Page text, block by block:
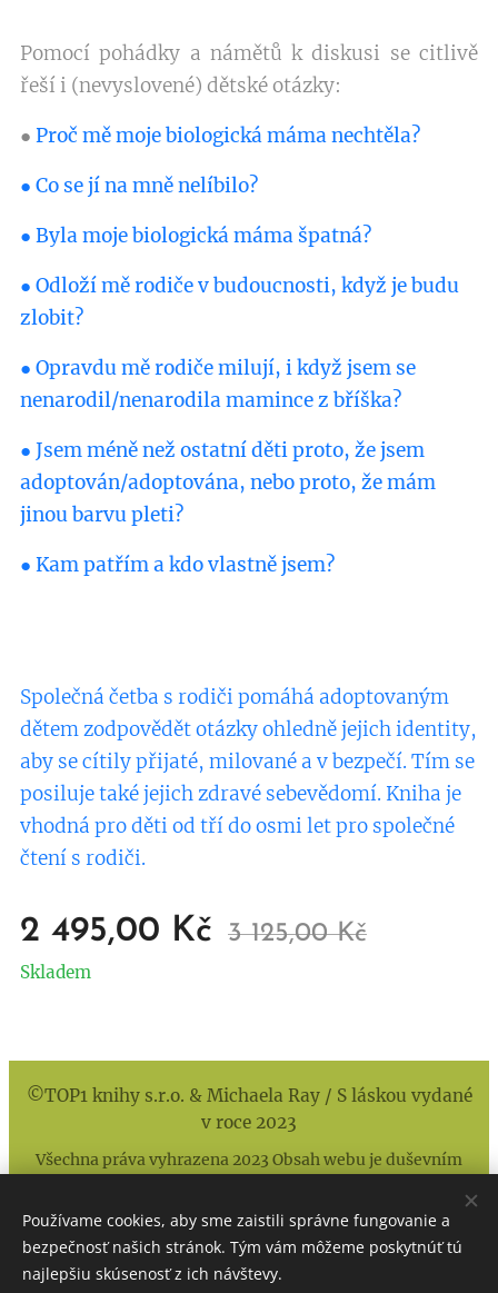
Pomocí pohádky a námětů k diskusi se citlivě
řeší i (nevyslovené) dětské otázky:
● Proč mě moje biologická máma nechtěla?
● Co se jí na mně nelíbilo?
● Byla moje biologická máma špatná?
● Odloží mě rodiče v budoucnosti, když je budu
zlobit?
● Opravdu mě rodiče milují, i když jsem se
nenarodil/nenarodila mamince z bříška?
● Jsem méně než ostatní děti proto, že jsem
adoptován/adoptována, nebo proto, že mám
jinou barvu pleti?
● Kam patřím a kdo vlastně jsem?
Společná četba s rodiči pomáhá adoptovaným
dětem zodpovědět otázky ohledně jejich identity,
aby se cítily přijaté, milované a v bezpečí. Tím se
posiluje také jejich zdravé sebevědomí. Kniha je
vhodná pro děti od tří do osmi let pro společné
čtení s rodiči.
2 495,00 Kč 3 125,00Kč
Skladem
©TOP1 knihy s.r.o. & Michaela Ray / S láskou vydané
v roce 2023
Všechna práva vyhrazena 2023 Obsah webu je duševním
Cookies
Jazyky
Používame cookies, aby sme zaistili správne fungovanie a
bezpečnosť našich stránok. Tým vám môžeme poskytnúť tú
najlepšiu skúsenosť z ich návštevy.